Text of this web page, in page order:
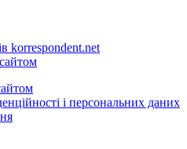
korrespondent.net
і персональних даних